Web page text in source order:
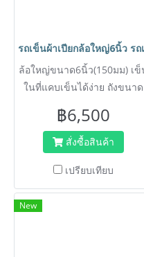
รถเข็นผ้าเปียกล้อใหญ่6นิ้ว ร
ล้อใหญ่ขนาด6นิ้ว(150มม) เข็
ในที่แคบเข็นได้ง่าย ถังขนาด
พลาสติกหนา ไม่เหม็น ล้าง
ทำความสะอาดง่าย ไม่เป็นสนิม
ติดตั้งล้อขนาดใหญ่
฿6,500
สั่งซื้อสินค้า
เปรียบเทียบ
New